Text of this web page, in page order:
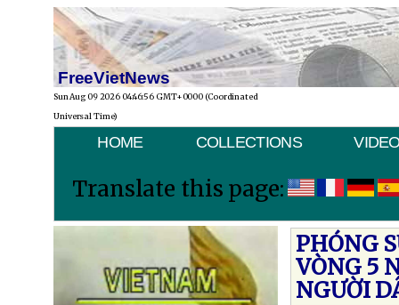
FreeVietNews
Sun Aug 09 2026 04:46:56 GMT+0000 (Coordinated
Universal Time)
HOME COLLECTIONS
Translate this page:
PHÓNG
VÒNG 5
NGƯỜI